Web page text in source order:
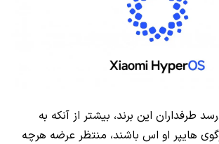
طرفداران این برند، بیشتر از آنکه به
هایپر او اس باشند، منتظر عرضه هرچه